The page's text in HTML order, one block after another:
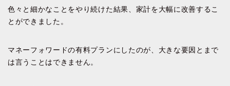
色々と細かなことをやり続けた結果、家計を大幅に改善するこ
とができました。
マネーフォワードの有料プランにしたのが、大きな要因とまで
は言うことはできません。